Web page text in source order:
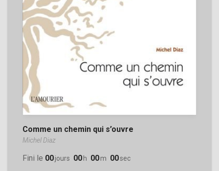
Comme un chemin qui s’ouvre
Michel Diaz
Fini le 00Jours 00 H 00M 00Sec